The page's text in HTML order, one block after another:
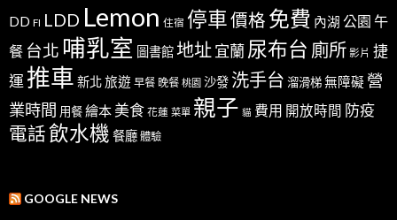
DD FI LDD Lemon 住宿 停車價格 免費 內湖 公園 午
餐 台北 哺乳室 圖書館地址宜蘭尿布台 廁所 影片 捷
運推車 新北旅遊 早餐 晚餐 桃園 沙發 洗手台 溜滑梯無障礙 營
業時間 用餐繪本 美食 花蓮 菜單 親子 貓 費用 開放時間 防疫
電話飲水機 餐廳 體驗
GOOGLE NEWS